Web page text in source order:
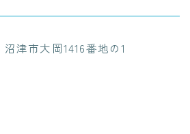
津市大岡1416番地の1